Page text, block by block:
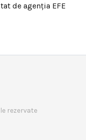
de agenția EFE
rezervate